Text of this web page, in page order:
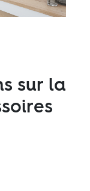
sur la